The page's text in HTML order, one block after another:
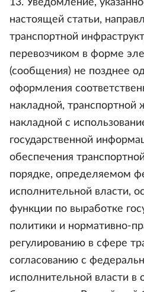
13. Уведомление,
настоящей статьи,
транспортной
перевозчиком в форме
(сообщения) не позднее
оформления
накладной,
накладной с
государственной
обеспечения
порядке, определяемом
исполнительной власти,
функции по выработке
политики и нормативно-
регулированию в сфере
согласованию с
исполнительной власти в